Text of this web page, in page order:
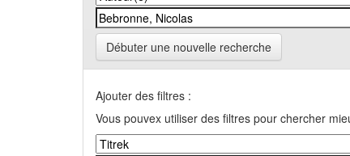
Débuter une nouvelle recherche
Ajouter des filtres :
Vous pouvex utiliser des filtres pour chercher